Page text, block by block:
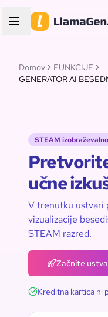
Domov
FUNKCIJE
GENERATOR AI
STEAM
učne
V trenutku ustvari
vizualizacije
STEAM razred.
Začnite
Kreditna kartica ni